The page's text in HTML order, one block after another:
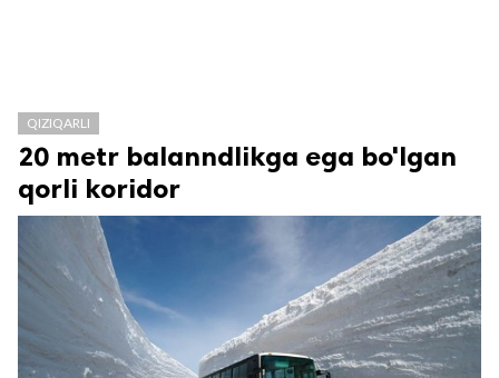
QIZIQARLI
20 metr balanndlikga ega bo'lgan
qorli koridor